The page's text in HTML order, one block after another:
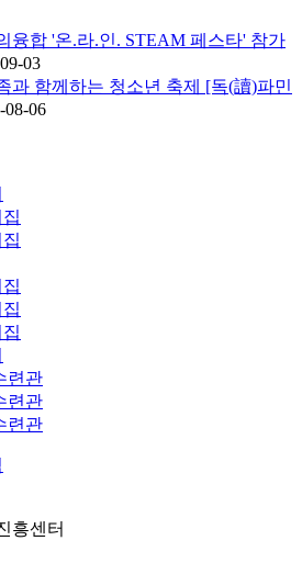
융합 '온.라.인. STEAM 페스타' 참가
03
과 함께하는 청소년 축제 [독(讀)파민
08-06
련관
련관
련관
흥센터